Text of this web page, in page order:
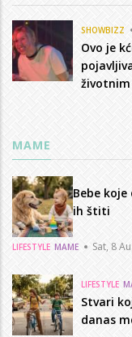
SHOWBIZZ
Ovo je
MAME
LIFESTYLE MAME Sat, 8
Bebe
ih štiti
LIFESTYLE
Stvari
danas